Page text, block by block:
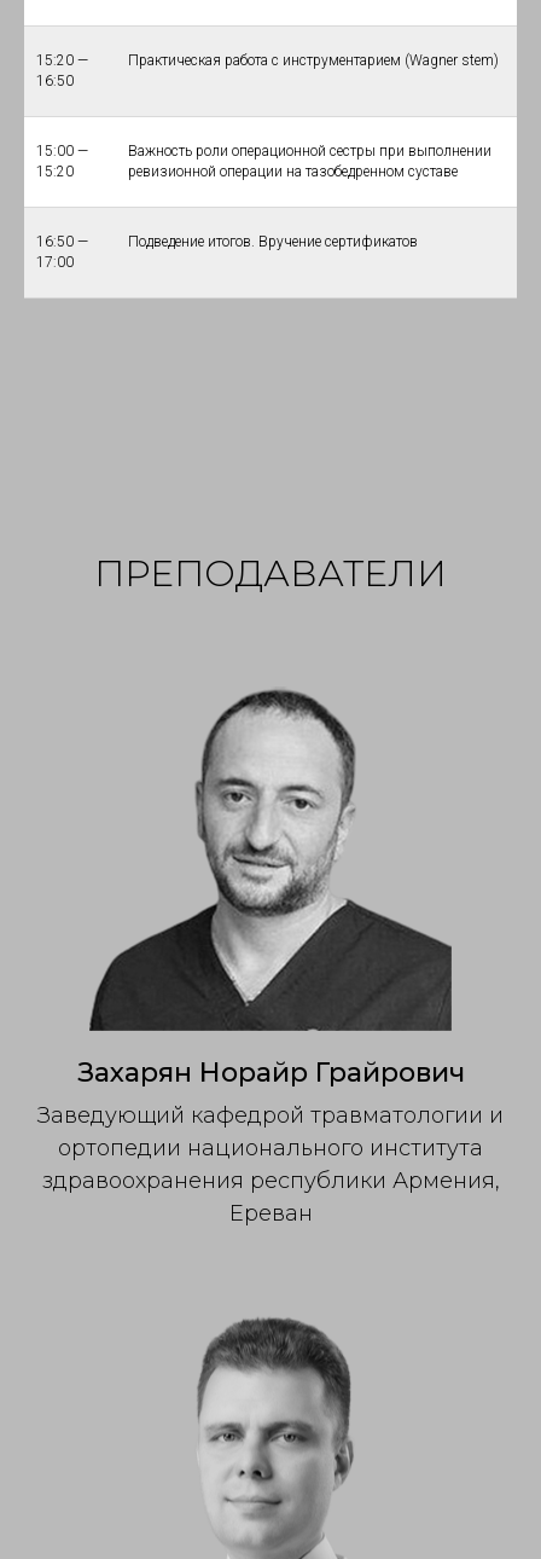
15:20 —
16:50
Практическая работа с инструментарием (Wagner stem)
15:00 —
15:20
Важность роли операционной сестры при выполнении
ревизионной операции на тазобедренном суставе
16:50 —
17:00
Подведение итогов. Вручение сертификатов
ПРЕПОДАВАТЕЛИ
Захарян Норайр Грайрович
Заведующий кафедрой травматологии и
ортопедии национального института
здравоохранения республики Армения,
Ереван